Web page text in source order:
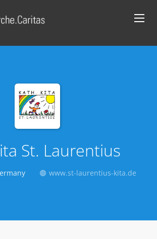
St. Laurentius
www.st-laurentius-kita.de